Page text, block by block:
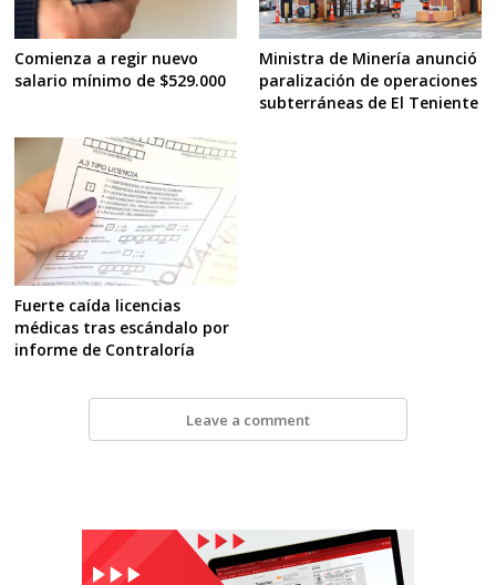
Comienza a regir nuevo
salario mínimo de $529.000
Ministra de Minería anunció
paralización de operaciones
subterráneas de El Teniente
Fuerte caída licencias
médicas tras escándalo por
informe de Contraloría
Leave a comment